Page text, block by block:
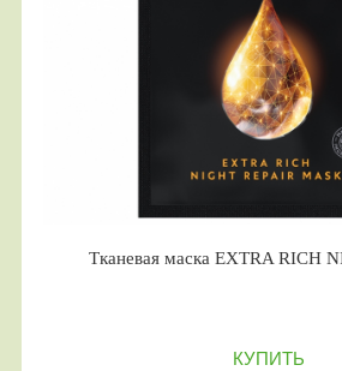
Тканевая маска EXTRA RICH
КУПИТЬ